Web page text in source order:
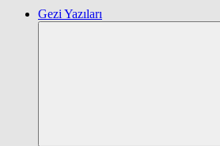
Gezi Yazıları